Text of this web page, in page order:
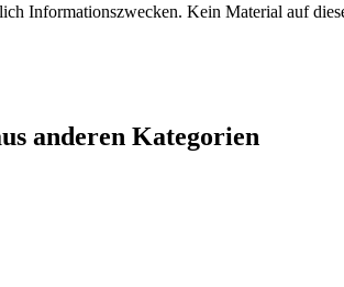
Informationszwecken. Kein Material auf
anderen Kategorien